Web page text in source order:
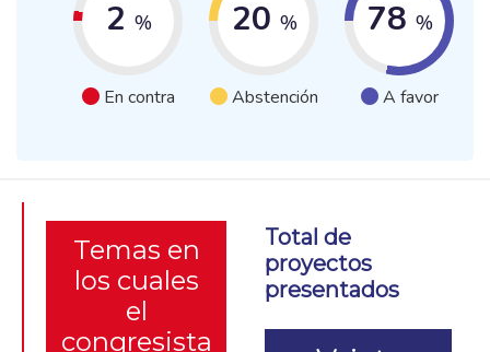
2 %
En contra
20 %
Abstención
78 %
A favor
Temas en
los cuales
el
congresista
Total de
proyectos
presentados